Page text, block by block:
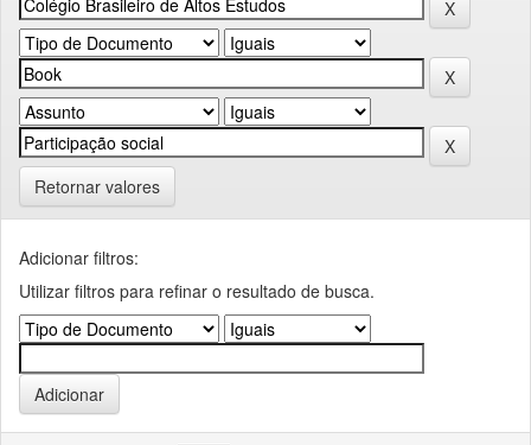
Retornar valores
Adicionar filtros:
Utilizar filtros para refinar o resultado de busca.